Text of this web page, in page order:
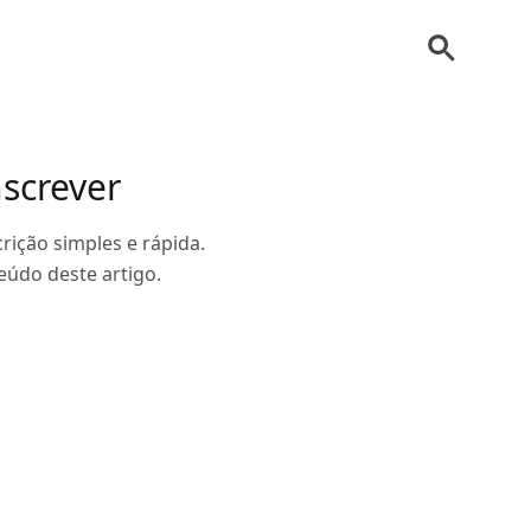
simples e rápida.
deste artigo.